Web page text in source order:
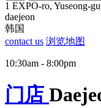
1 EXPO-ro, Yuseong-
daejeon
韩国
contact us 浏览地图
10:30am - 8:00pm
门店